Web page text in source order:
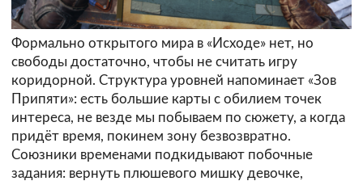
Формально открытого мира в «Исходе» нет, но
свободы достаточно, чтобы не считать игру
коридорной. Структура уровней напоминает «Зов
Припяти»: есть большие карты с обилием точек
интереса, не везде мы побываем по сюжету, а когда
придёт время, покинем зону безвозвратно.
Союзники временами подкидывают побочные
задания: вернуть плюшевого мишку девочке,